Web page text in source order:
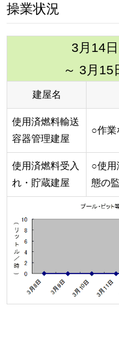
操業状況
3月14日
～ 3月15
建屋名
使用済燃料輸送
容器管理建屋
○作業
使用済燃料受入
れ・貯蔵建屋
○使用
態の